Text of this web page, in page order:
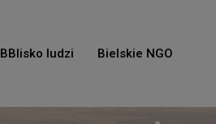
BBlisko ludzi Bielskie NGO